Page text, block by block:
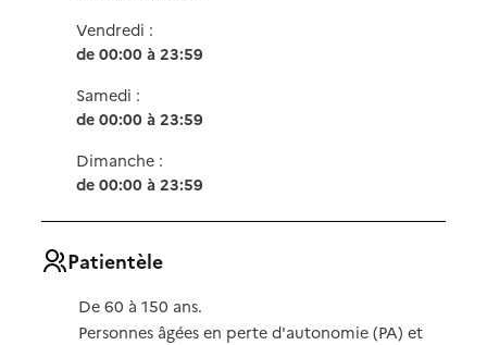
Vendredi :
de 00:00 à 23:59
Samedi :
de 00:00 à 23:59
Dimanche :
de 00:00 à 23:59
Patientèle
De 60 à 150 ans.
Personnes âgées en perte d'autonomie (PA) et